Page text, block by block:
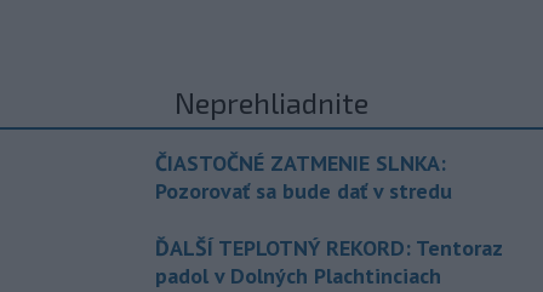
Neprehliadnite
ČIASTOČNÉ ZATMENIE SLNKA:
Pozorovať sa bude dať v stredu
ĎALŠÍ TEPLOTNÝ REKORD: Tentoraz
padol v Dolných Plachtinciach